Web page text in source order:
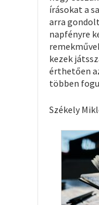
írásokat a
arra
napfényre
kezek
érthetően
többen
Székely